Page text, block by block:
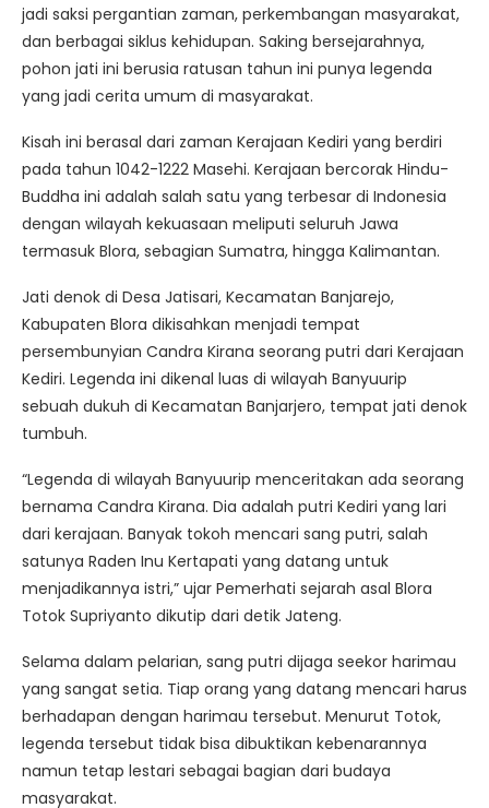
jadi saksi pergantian zaman, perkembangan masyarakat,
dan berbagai siklus kehidupan. Saking bersejarahnya,
pohon jati ini berusia ratusan tahun ini punya legenda
yang jadi cerita umum di masyarakat.
Kisah ini berasal dari zaman Kerajaan Kediri yang berdiri
pada tahun 1042-1222 Masehi. Kerajaan bercorak Hindu-
Buddha ini adalah salah satu yang terbesar di Indonesia
dengan wilayah kekuasaan meliputi seluruh Jawa
termasuk Blora, sebagian Sumatra, hingga Kalimantan.
Jati denok di Desa Jatisari, Kecamatan Banjarejo,
Kabupaten Blora dikisahkan menjadi tempat
persembunyian Candra Kirana seorang putri dari Kerajaan
Kediri. Legenda ini dikenal luas di wilayah Banyuurip
sebuah dukuh di Kecamatan Banjarjero, tempat jati denok
tumbuh.
“Legenda di wilayah Banyuurip menceritakan ada seorang
bernama Candra Kirana. Dia adalah putri Kediri yang lari
dari kerajaan. Banyak tokoh mencari sang putri, salah
satunya Raden Inu Kertapati yang datang untuk
menjadikannya istri,” ujar Pemerhati sejarah asal Blora
Totok Supriyanto dikutip dari detik Jateng.
Selama dalam pelarian, sang putri dijaga seekor harimau
yang sangat setia. Tiap orang yang datang mencari harus
berhadapan dengan harimau tersebut. Menurut Totok,
legenda tersebut tidak bisa dibuktikan kebenarannya
namun tetap lestari sebagai bagian dari budaya
masyarakat.